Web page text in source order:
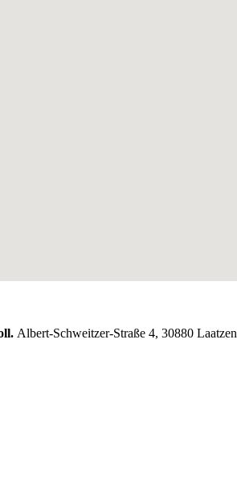
Albert-Schweitzer-Straße 4, 30880 Laatzen